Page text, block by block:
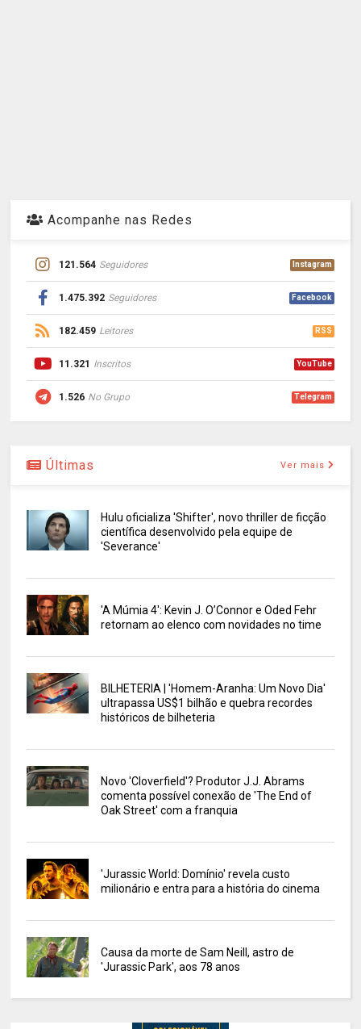
Acompanhe nas Redes
121.564 Seguidores Instagram
1.475.392 Seguidores Facebook
182.459 Leitores RSS
11.321 Inscritos YouTube
1.526 No Grupo Telegram
Últimas Ver mais
Hulu oficializa 'Shifter', novo thriller de ficção
científica desenvolvido pela equipe de
'Severance'
'A Múmia 4': Kevin J. O’Connor e Oded Fehr
retornam ao elenco com novidades no time
BILHETERIA | 'Homem-Aranha: Um Novo Dia'
ultrapassa US$1 bilhão e quebra recordes
históricos de bilheteria
Novo 'Cloverfield'? Produtor J.J. Abrams
comenta possível conexão de 'The End of
Oak Street' com a franquia
'Jurassic World: Domínio' revela custo
milionário e entra para a história do cinema
Causa da morte de Sam Neill, astro de
'Jurassic Park', aos 78 anos